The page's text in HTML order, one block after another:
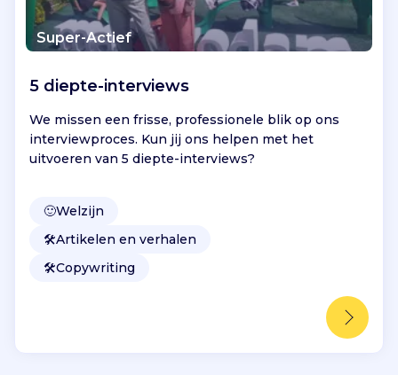
Super-Actief
5 diepte-interviews
We missen een frisse, professionele blik op ons
interviewproces. Kun jij ons helpen met het
uitvoeren van 5 diepte-interviews?
🙂Welzijn
🛠️Artikelen en verhalen
🛠️Copywriting